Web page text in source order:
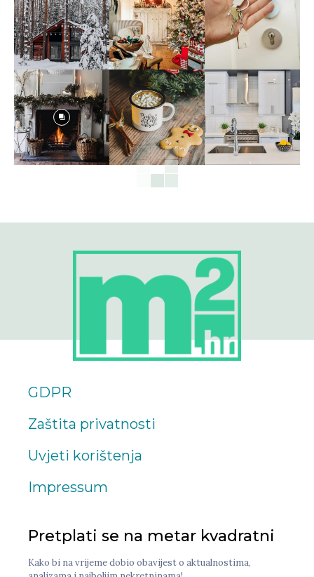
GDPR
Zaštita privatnosti
Uvjeti korištenja
Impressum
Pretplati se na metar kvadratni
Kako bi na vrijeme dobio obavijest o aktualnostima,